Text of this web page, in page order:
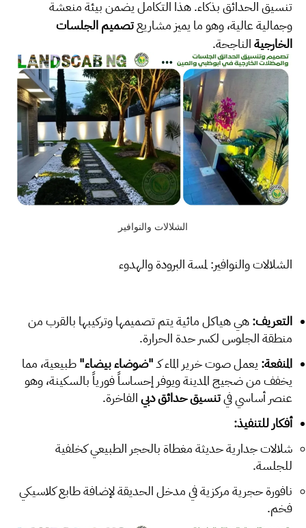
تنسيق الحدائق بذكاء. هذا التكامل يضمن بيئة منعشة
وجمالية عالية، وهو ما يميز مشاريعتصميم الجلسات
الخارجيةالناجحة.
الشلالات والنوافير
الشلالات والنوافير: لمسة البرودة والهدوء
التعريف:هي هياكل مائية يتم تصميمها وتركيبها بالقرب من
منطقة الجلوس لكسر حدة الحرارة.
المنفعة: يعمل صوت خرير الماء كـ"ضوضاء بيضاء"طبيعية، مما
يخفف من ضجيج المدينة ويوفر إحساساً فورياً بالسكينة، وهو
عنصر أساسي فيتنسيق حدائق دبيالفاخرة.
أفكار للتنفيذ:
شلالات جدارية حديثة مغطاة بالحجر الطبيعي كخلفية
للجلسة.
نافورة حجرية مركزية في مدخل الحديقة لإضافة طابع كلاسيكي
فخم.